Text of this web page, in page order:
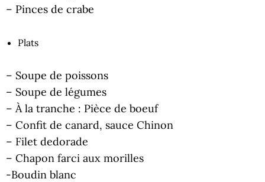
– Pinces de crabe
Plats
– Soupe de poissons
– Soupe de légumes
– À la tranche : Pièce de boeuf
– Confit de canard, sauce Chinon
– Filet dedorade
– Chapon farci aux morilles
-Boudin blanc